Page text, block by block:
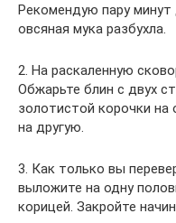
Рекомендую пару минут
овсяная мука разбухла.
2. На раскаленную
Обжарьте блин с двух
золотистой корочки на
на другую.
3. Как только вы
выложите на одну
корицей. Закройте